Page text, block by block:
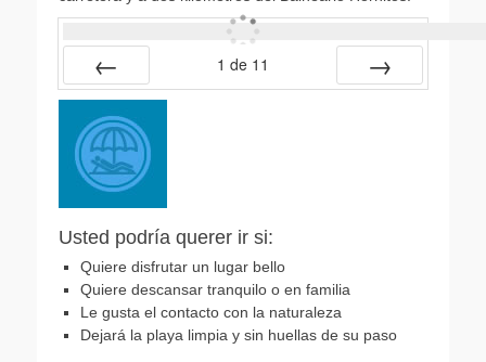
Anterior
1 de 11
Usted podría querer ir si:
Quiere disfrutar un lugar bello
Quiere descansar tranquilo o en familia
Le gusta el contacto con la naturaleza
Dejará la playa limpia y sin huellas de su paso